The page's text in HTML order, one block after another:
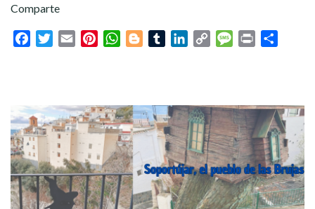
Comparte
FacebookTwitterEmail PinterestWhatsAppBloggerTumblrLinkedIn
Copy
Message
Print